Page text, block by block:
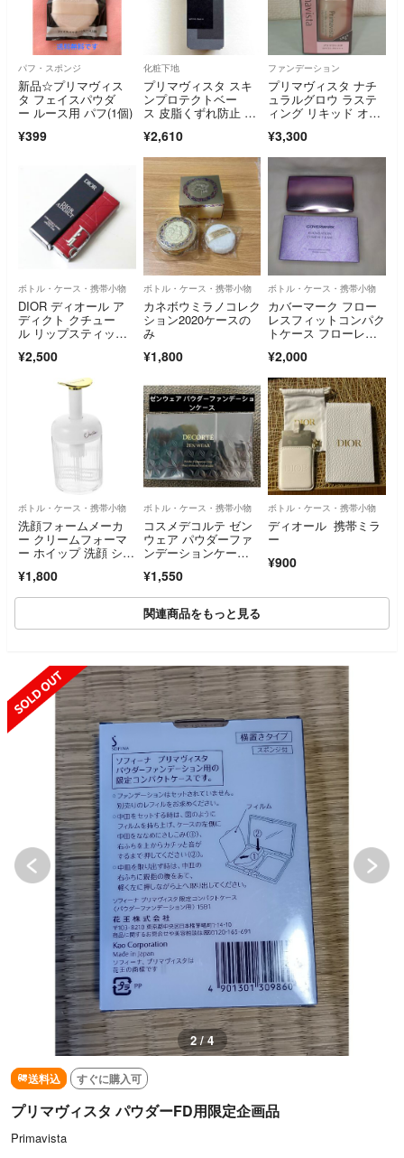
パフ・スポンジ
新品☆プリマヴィス
タ フェイスパウダ
ー ルース用 パフ(1個)
¥399
化粧下地
プリマヴィスタ スキ
ンプロテクトベー
ス 皮脂くずれ防止 化
用
¥2,610
ファンデーション
プリマヴィスタ ナチ
ュラルグロウ ラステ
ィング リキッド オー
¥3,300
ボトル・ケース・携帯小物
DIOR ディオール ア
ディクト クチュー
ル リップスティッ
¥2,500
ボトル・ケース・携帯小物
カネボウミラノコレク
ション2020ケースの
み
¥1,800
ボトル・ケース・携帯小物
カバーマーク フロー
レスフィットコンパク
トケース フローレス
¥2,000
ボトル・ケース・携帯小物
洗顔フォームメーカ
ー クリームフォーマ
ー ホイップ 洗顔 シャ
¥1,800
ボトル・ケース・携帯小物
コスメデコルテ ゼン
ウェア パウダーファ
ンデーションケー
¥1,550
ボトル・ケース・携帯小物
ディオール 携帯ミラ
ー
¥900
関連商品をもっと見る
SOLD OUT
3 / 4
送料込 すぐに購入可
プリマヴィスタ パウダーFD用限定企画品
Primavista